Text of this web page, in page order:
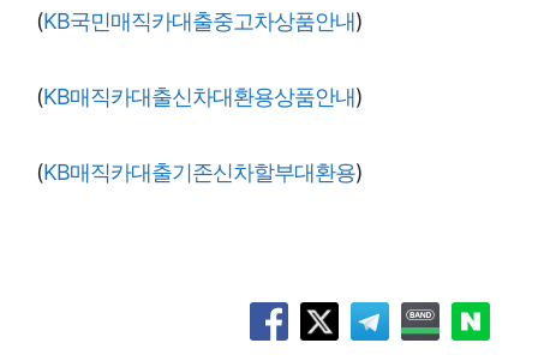
(KB국민매직카대출중고차상품안내)
(KB매직카대출신차대환용상품안내)
(KB매직카대출기존신차할부대환용)